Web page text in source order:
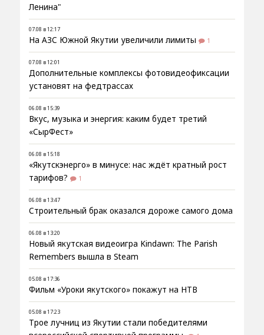
Ленина"
07.08 в 12:17
На АЗС Южной Якутии увеличили лимиты 1
07.08 в 12:01
Дополнительные комплексы фотовидеофиксации
установят на федтрассах
06.08 в 15:39
Вкус, музыка и энергия: каким будет третий
«СырФест»
06.08 в 15:18
«Якутскэнерго» в минусе: нас ждёт кратный рост
тарифов?
1
06.08 в 13:47
Строительный брак оказался дороже самого дома
06.08 в 13:20
Новый якутская видеоигра Kindawn: The Parish
Remembers вышла в Steam
05.08 в 17:36
Фильм «Уроки якутского» покажут на НТВ
05.08 в 17:23
Трое лучниц из Якутии стали победителями